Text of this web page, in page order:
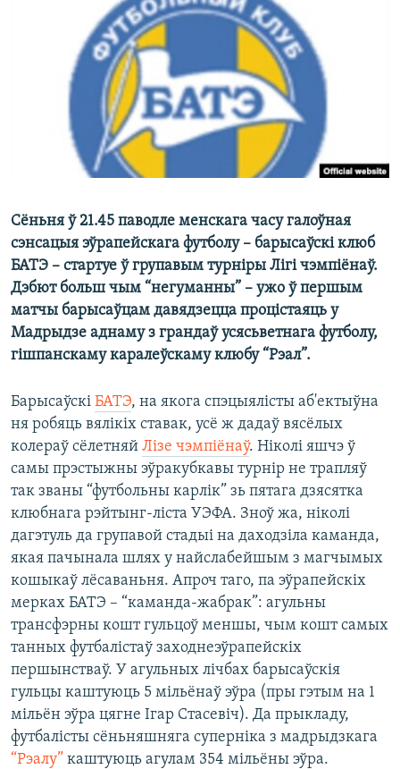
КАЛЯНДАР
НА ХВАЛЯХ СВАБОДЫ
Сёньня ў 21.45 паводле менскага часу галоўная
сэнсацыя эўрапейскага футболу – барысаўскі клюб
БАТЭ – стартуе ў групавым турніры Лігі чэмпіёнаў.
Дэбют больш чым “негуманны” – ужо ў першым
матчы барысаўцам давядзецца процістаяць у
Мадрыдзе аднаму з грандаў усясьветнага футболу,
гішпанскаму каралеўскаму клюбу “Рэал”.
Барысаўскі БАТЭ, на якога спэцыялісты аб'ектыўна
ня робяць вялікіх ставак, усё ж дадаў вясёлых
колераў сёлетняй Лізе чэмпіёнаў. Ніколі яшчэ ў
самы прэстыжны эўракубкавы турнір не трапляў
так званы “футбольны карлік” зь пятага дзясятка
клюбнага рэйтынг-ліста УЭФА. Зноў жа, ніколі
дагэтуль да групавой стадыі на даходзіла каманда,
якая пачынала шлях у найслабейшым з магчымых
кошыкаў лёсаваньня. Апроч таго, па эўрапейскіх
мерках БАТЭ – “каманда-жабрак”: агульны
трансфэрны кошт гульцоў меншы, чым кошт самых
танных футбалістаў заходнеэўрапейскіх
першынстваў. У агульных лічбах барысаўскія
гульцы каштуюць 5 мільёнаў эўра (пры гэтым на 1
мільён эўра цягне Ігар Стасевіч). Да прыкладу,
футбалісты сёньняшняга суперніка з мадрыдзкага
“Рэалу” каштуюць агулам 354 мільёны эўра.